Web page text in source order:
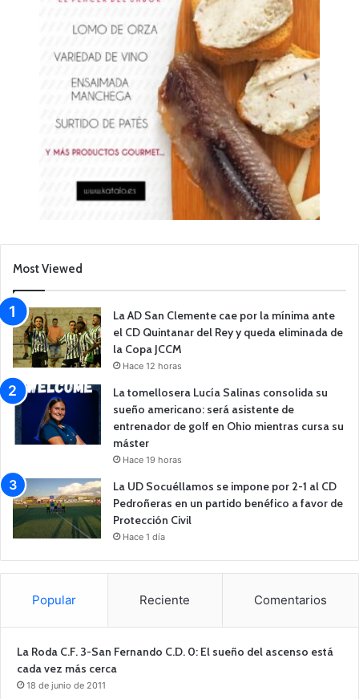
Most Viewed
La AD San Clemente cae por la mínima ante
el CD Quintanar del Rey y queda eliminada de
la Copa JCCM
Hace 12 horas
La tomellosera Lucía Salinas consolida su
sueño americano: será asistente de
entrenador de golf en Ohio mientras cursa su
máster
Hace 19 horas
La UD Socuéllamos se impone por 2-1 al CD
Pedroñeras en un partido benéfico a favor de
Protección Civil
Hace 1 día
Popular Reciente Comentarios
La Roda C.F. 3-San Fernando C.D. 0: El sueño del ascenso está
cada vez más cerca
18 de junio de 2011